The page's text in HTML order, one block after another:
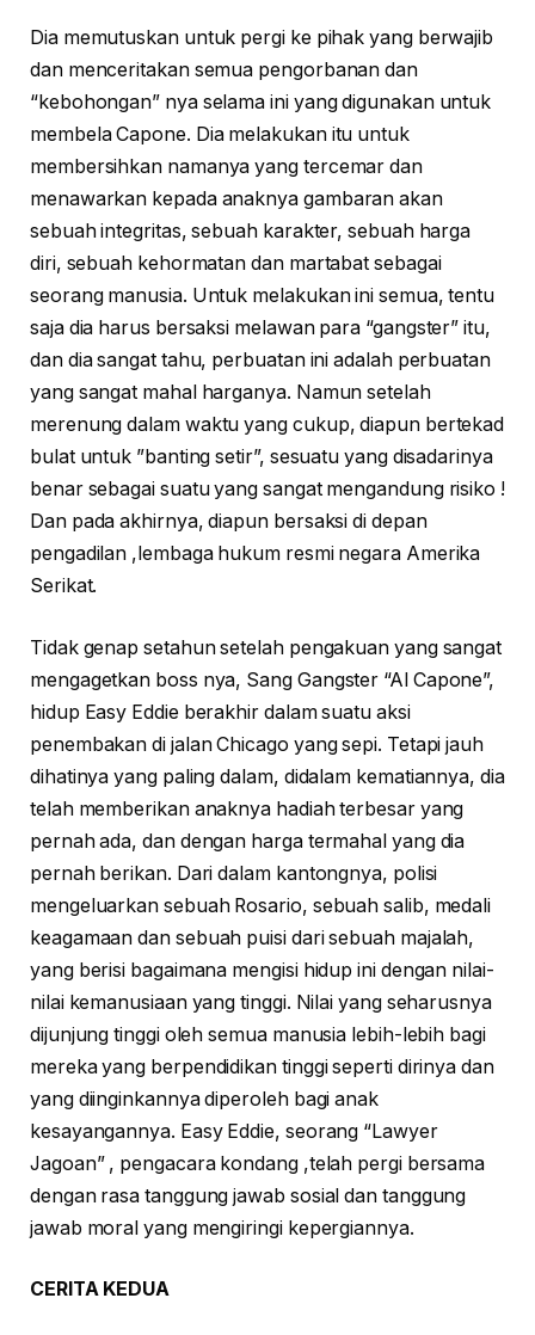
Dia memutuskan untuk pergi ke pihak yang berwajib
dan menceritakan semua pengorbanan dan
“kebohongan” nya selama ini yang digunakan untuk
membela Capone. Dia melakukan itu untuk
membersihkan namanya yang tercemar dan
menawarkan kepada anaknya gambaran akan
sebuah integritas, sebuah karakter, sebuah harga
diri, sebuah kehormatan dan martabat sebagai
seorang manusia. Untuk melakukan ini semua, tentu
saja dia harus bersaksi melawan para “gangster” itu,
dan dia sangat tahu, perbuatan ini adalah perbuatan
yang sangat mahal harganya. Namun setelah
merenung dalam waktu yang cukup, diapun bertekad
bulat untuk ”banting setir”, sesuatu yang disadarinya
benar sebagai suatu yang sangat mengandung risiko !
Dan pada akhirnya, diapun bersaksi di depan
pengadilan ,lembaga hukum resmi negara Amerika
Serikat.
Tidak genap setahun setelah pengakuan yang sangat
mengagetkan boss nya, Sang Gangster “Al Capone”,
hidup Easy Eddie berakhir dalam suatu aksi
penembakan di jalan Chicago yang sepi. Tetapi jauh
dihatinya yang paling dalam, didalam kematiannya, dia
telah memberikan anaknya hadiah terbesar yang
pernah ada, dan dengan harga termahal yang dia
pernah berikan. Dari dalam kantongnya, polisi
mengeluarkan sebuah Rosario, sebuah salib, medali
keagamaan dan sebuah puisi dari sebuah majalah,
yang berisi bagaimana mengisi hidup ini dengan nilai-
nilai kemanusiaan yang tinggi. Nilai yang seharusnya
dijunjung tinggi oleh semua manusia lebih-lebih bagi
mereka yang berpendidikan tinggi seperti dirinya dan
yang diinginkannya diperoleh bagi anak
kesayangannya. Easy Eddie, seorang “Lawyer
Jagoan” , pengacara kondang ,telah pergi bersama
dengan rasa tanggung jawab sosial dan tanggung
jawab moral yang mengiringi kepergiannya.
CERITA KEDUA